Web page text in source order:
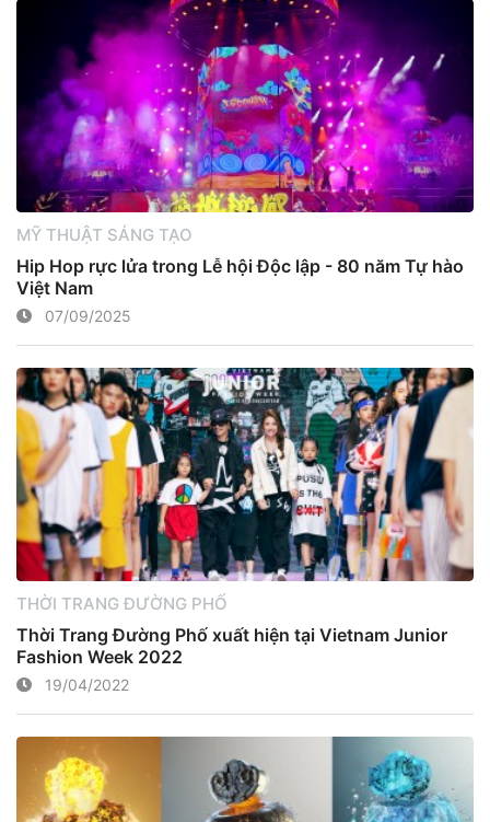
MỸ THUẬT SÁNG TẠO
Hip Hop rực lửa trong Lễ hội Độc lập - 80 năm Tự hào
Việt Nam
07/09/2025
THỜI TRANG ĐƯỜNG PHỐ
Thời Trang Đường Phố xuất hiện tại Vietnam Junior
Fashion Week 2022
19/04/2022